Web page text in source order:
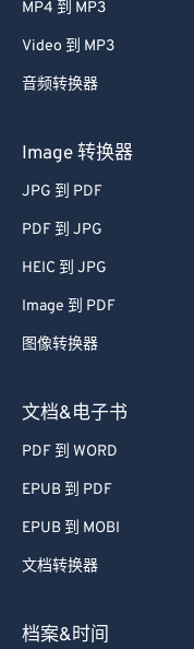
MP4 到 MP3
Video 到 MP3
音频转换器
Image 转换器
JPG 到 PDF
PDF 到 JPG
HEIC 到 JPG
Image 到 PDF
图像转换器
文档&电子书
PDF 到 WORD
EPUB 到 PDF
EPUB 到 MOBI
文档转换器
档案&时间